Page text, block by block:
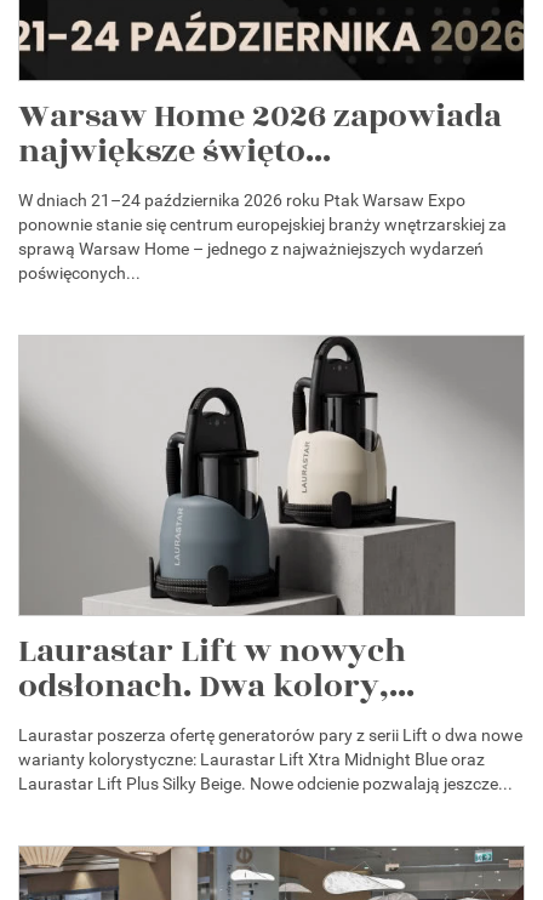
Warsaw Home 2026 zapowiada
największe święto...
W dniach 21–24 października 2026 roku Ptak Warsaw Expo
ponownie stanie się centrum europejskiej branży wnętrzarskiej za
sprawą Warsaw Home – jednego z najważniejszych wydarzeń
poświęconych...
Laurastar Lift w nowych
odsłonach. Dwa kolory,...
Laurastar poszerza ofertę generatorów pary z serii Lift o dwa nowe
warianty kolorystyczne: Laurastar Lift Xtra Midnight Blue oraz
Laurastar Lift Plus Silky Beige. Nowe odcienie pozwalają jeszcze...